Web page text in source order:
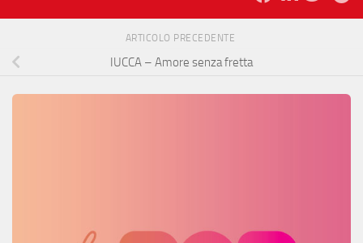
ARTICOLO PRECEDENTE
IUCCA – Amore senza fretta